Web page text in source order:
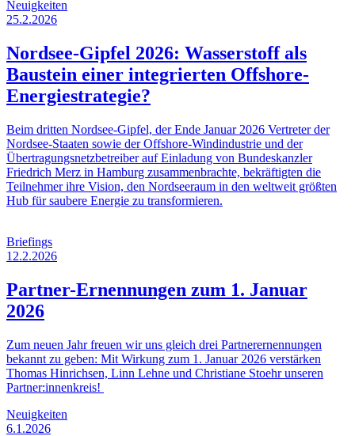
Neuigkeiten
25.2.2026
Nordsee-Gipfel 2026: Wasserstoff als
Baustein einer integrierten Offshore-
Energiestrategie?
Beim dritten Nordsee-Gipfel, der Ende Januar 2026 Vertreter der
Nordsee-Staaten sowie der Offshore-Windindustrie und der
Übertragungsnetzbetreiber auf Einladung von Bundeskanzler
Friedrich Merz in Hamburg zusammenbrachte, bekräftigten die
Teilnehmer ihre Vision, den Nordseeraum in den weltweit größten
Hub für saubere Energie zu transformieren.
Briefings
12.2.2026
Partner-Ernennungen zum 1. Januar
2026
Zum neuen Jahr freuen wir uns gleich drei Partnerernennungen
bekannt zu geben: Mit Wirkung zum 1. Januar 2026 verstärken
Thomas Hinrichsen, Linn Lehne und Christiane Stoehr unseren
Partner:innenkreis!
Neuigkeiten
6.1.2026